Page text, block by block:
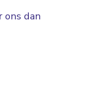
ons dan